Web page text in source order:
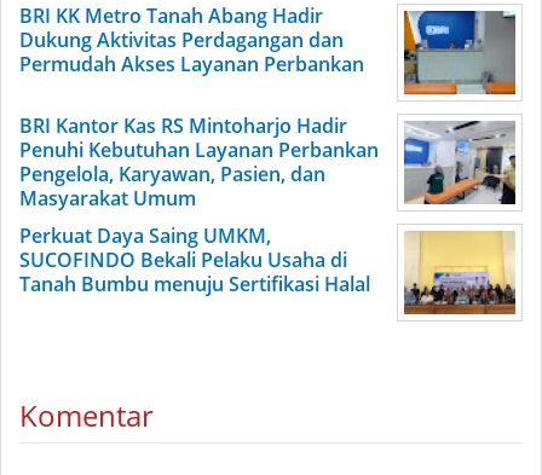
BRI KK Metro Tanah Abang Hadir
Dukung Aktivitas Perdagangan dan
Permudah Akses Layanan Perbankan
BRI Kantor Kas RS Mintoharjo Hadir
Penuhi Kebutuhan Layanan Perbankan
Pengelola, Karyawan, Pasien, dan
Masyarakat Umum
Perkuat Daya Saing UMKM,
SUCOFINDO Bekali Pelaku Usaha di
Tanah Bumbu menuju Sertifikasi Halal
Komentar